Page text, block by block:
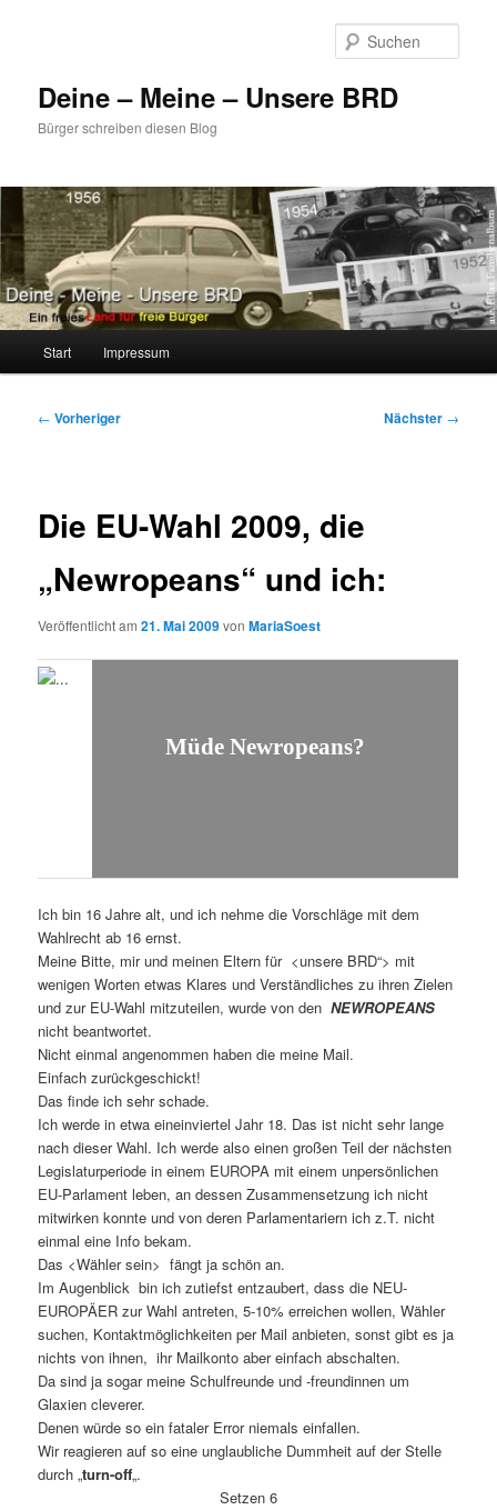
Deine – Meine – Unsere BRD
Bürger schreiben diesen Blog
Start Impressum
Beitragsnavigation
← Vorheriger Nächster →
Die EU-Wahl 2009, die
„Newropeans“ und ich:
Veröffentlicht am21. Mai 2009vonMariaSoest
Müde Newropeans?
Ich bin 16 Jahre alt, und ich nehme die Vorschläge mit dem
Wahlrecht ab 16 ernst.
Meine Bitte, mir und meinen Eltern für <unsere BRD“> mit
wenigen Worten etwas Klares und Verständliches zu ihren Zielen
und zur EU-Wahl mitzuteilen, wurde von denNEWROPEANS
nicht beantwortet.
Nicht einmal angenommen haben die meine Mail.
Einfach zurückgeschickt!
Das finde ich sehr schade.
Ich werde in etwa eineinviertel Jahr 18. Das ist nicht sehr lange
nach dieser Wahl. Ich werde also einen großen Teil der nächsten
Legislaturperiode in einem EUROPA mit einem unpersönlichen
EU-Parlament leben, an dessen Zusammensetzung ich nicht
mitwirken konnte und von deren Parlamentariern ich z.T. nicht
einmal eine Info bekam.
Das <Wähler sein> fängt ja schön an.
Im Augenblick bin ich zutiefst entzaubert, dass die NEU-
EUROPÄER zur Wahl antreten, 5-10% erreichen wollen, Wähler
suchen, Kontaktmöglichkeiten per Mail anbieten, sonst gibt es ja
nichts von ihnen, ihr Mailkonto aber einfach abschalten.
Da sind ja sogar meine Schulfreunde und -freundinnen um
Glaxien cleverer.
Denen würde so ein fataler Error niemals einfallen.
Wir reagieren auf so eine unglaubliche Dummheit auf der Stelle
durch „turn-off„.
Setzen 6